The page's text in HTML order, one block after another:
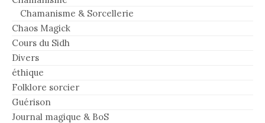
Chamanisme & Sorcellerie
Chaos Magick
Cours du Sidh
Divers
éthique
Folklore sorcier
Guérison
Journal magique & BoS